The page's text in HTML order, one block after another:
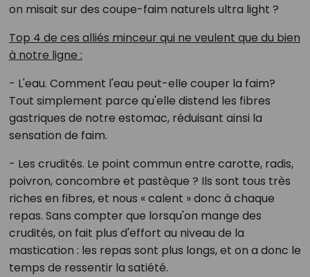
on misait sur des coupe-faim naturels ultra light ?
Top 4 de ces alliés minceur qui ne veulent que du bien
à notre ligne :
- L'eau. Comment l'eau peut-elle couper la faim?
Tout simplement parce qu'elle distend les fibres
gastriques de notre estomac, réduisant ainsi la
sensation de faim.
- Les crudités. Le point commun entre carotte, radis,
poivron, concombre et pastèque ? Ils sont tous très
riches en fibres, et nous « calent » donc à chaque
repas. Sans compter que lorsqu'on mange des
crudités, on fait plus d'effort au niveau de la
mastication : les repas sont plus longs, et on a donc le
temps de ressentir la satiété.